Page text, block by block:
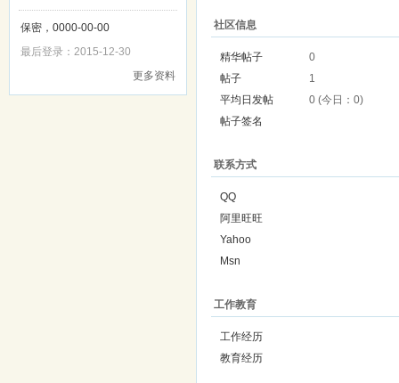
保密，0000-00-00
最后登录：2015-12-30
更多资料
社区信息
精华帖子
0
帖子
1
平均日发帖
0 (今日：0)
帖子签名
联系方式
QQ
阿里旺旺
Yahoo
Msn
工作教育
工作经历
教育经历